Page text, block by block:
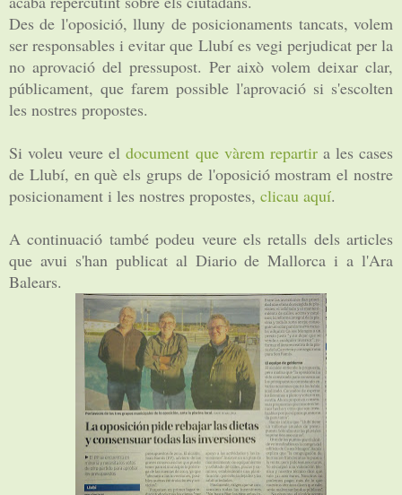
Des de l'oposició, lluny de posicionaments tancats, volem
ser responsables i evitar que Llubí es vegi perjudicat per la
no aprovació del pressupost. Per això volem deixar clar,
públicament, que farem possible l'aprovació si s'escolten
les nostres propostes.
Si voleu veure eldocument que vàrem repartira les cases
de Llubí, en què els grups de l'oposició mostram el nostre
posicionament i les nostres propostes, clicau aquí.
A continuació també podeu veure els retalls dels articles
que avui s'han publicat al Diario de Mallorca i a l'Ara
Balears.